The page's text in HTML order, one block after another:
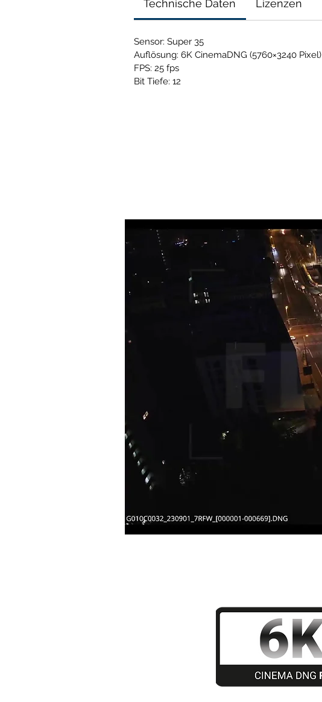
Technische Daten Lizenzen
Sensor: Super 35
Auflösung: 6K CinemaDNG (5760×3240 Pixel)
FPS: 25 fps
Bit Tiefe: 12